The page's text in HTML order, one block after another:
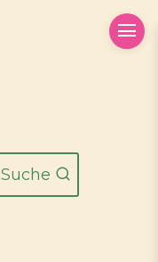
Suche